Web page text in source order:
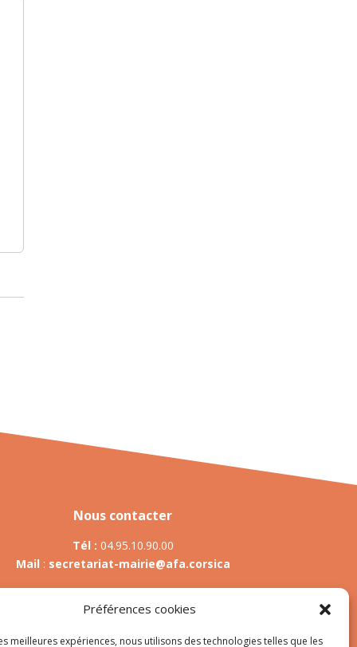
Préférences cookies
meilleures expériences, nous utilisons des technologies telles que les
Nous contacter
Tél : 04.95.10.90.00
Mail : secretariat-mairie@afa.corsica
785 Strada d’Afà – Merria 20167 Afa